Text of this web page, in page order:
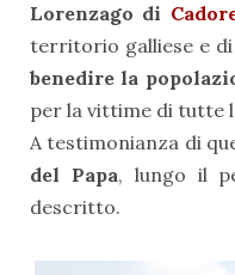
Lorenzago di
territorio galliese e
benedire la
per la vittime di tutte
A testimonianza di
del Papa, lungo il
descritto.